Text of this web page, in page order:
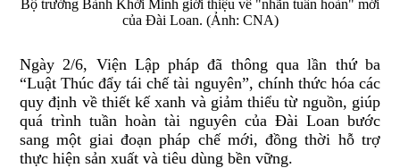
Bộ trưởng Bành Khởi Minh giới thiệu về "nhãn tuần hoàn" mới
của Đài Loan. (Ảnh: CNA)
Ngày 2/6, Viện Lập pháp đã thông qua lần thứ ba
“Luật Thúc đẩy tái chế tài nguyên”, chính thức hóa các
quy định về thiết kế xanh và giảm thiểu từ nguồn, giúp
quá trình tuần hoàn tài nguyên của Đài Loan bước
sang một giai đoạn pháp chế mới, đồng thời hỗ trợ
thực hiện sản xuất và tiêu dùng bền vững.